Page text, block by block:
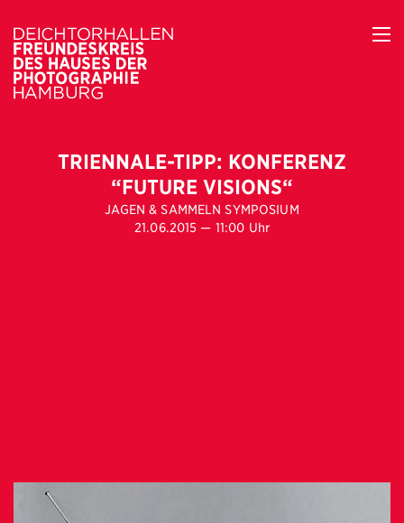
TRIENNALE-TIPP: KONFERENZ
“FUTURE VISIONS“
JAGEN & SAMMELN SYMPOSIUM
21.06.2015 — 11:00 Uhr